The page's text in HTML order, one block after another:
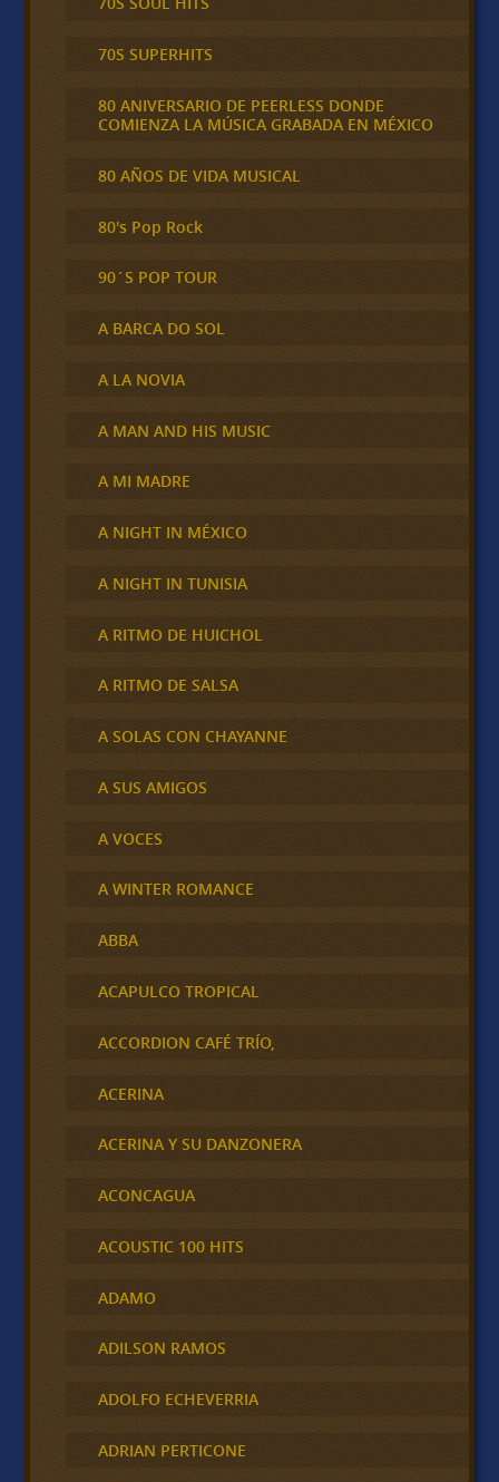
70S SUPERHITS
80 ANIVERSARIO DE PEERLESS DONDE
COMIENZA LA MÚSICA GRABADA EN MÉXICO
80 AÑOS DE VIDA MUSICAL
80's Pop Rock
90´S POP TOUR
A BARCA DO SOL
A LA NOVIA
A MAN AND HIS MUSIC
A MI MADRE
A NIGHT IN MÉXICO
A NIGHT IN TUNISIA
A RITMO DE HUICHOL
A RITMO DE SALSA
A SOLAS CON CHAYANNE
A SUS AMIGOS
A VOCES
A WINTER ROMANCE
ABBA
ACAPULCO TROPICAL
ACCORDION CAFÉ TRÍO,
ACERINA
ACERINA Y SU DANZONERA
ACONCAGUA
ACOUSTIC 100 HITS
ADAMO
ADILSON RAMOS
ADOLFO ECHEVERRIA
ADRIAN PERTICONE